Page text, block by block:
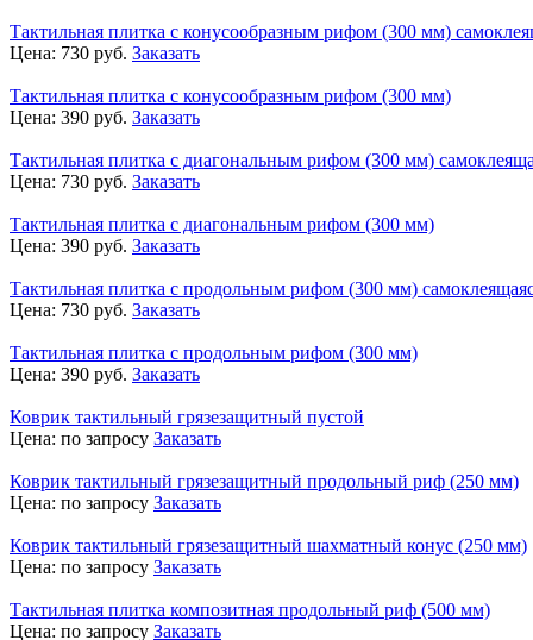
Тактильная плитка с конусообразным рифом (300 мм)
Цена: 730 руб. Заказать
Тактильная плитка с конусообразным рифом (300 мм)
Цена: 390 руб. Заказать
Тактильная плитка с диагональным рифом (300 мм)
Цена: 730 руб. Заказать
Тактильная плитка с диагональным рифом (300 мм)
Цена: 390 руб. Заказать
Тактильная плитка с продольным рифом (300 мм)
Цена: 730 руб. Заказать
Тактильная плитка с продольным рифом (300 мм)
Цена: 390 руб. Заказать
Коврик тактильный грязезащитный пустой
Цена: по запросу Заказать
Коврик тактильный грязезащитный продольный риф (250 мм)
Цена: по запросу Заказать
Коврик тактильный грязезащитный шахматный конус (250 мм)
Цена: по запросу Заказать
Тактильная плитка композитная продольный риф (500 мм)
Цена: по запросу Заказать